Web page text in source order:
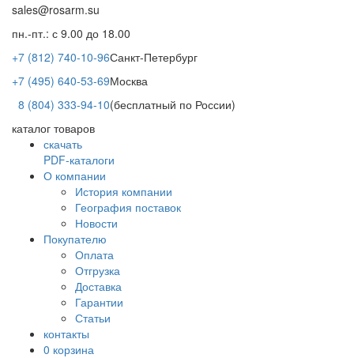
sales@rosarm.su
пн.-пт.: с 9.00 до 18.00
+7 (812) 740-10-96Санкт-Петербург
+7 (495) 640-53-69Москва
8 (804) 333-94-10(бесплатный по России)
каталог товаров
скачать
PDF-каталоги
О компании
История компании
География поставок
Новости
Покупателю
Оплата
Отгрузка
Доставка
Гарантии
Статьи
контакты
0 корзина